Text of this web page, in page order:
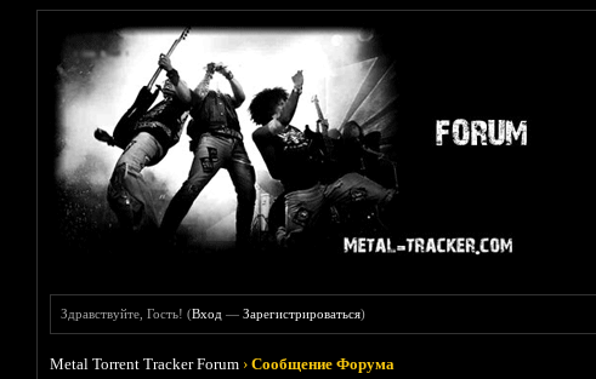
Здравствуйте, Гость! (Вход —Зарегистрироваться)
Metal Torrent Tracker Forum ›Сообщение Форума